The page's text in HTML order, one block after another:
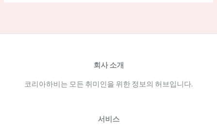
회사 소개
코리아하비는 모든 취미인을 위한 정보의 허브입니다.
서비스